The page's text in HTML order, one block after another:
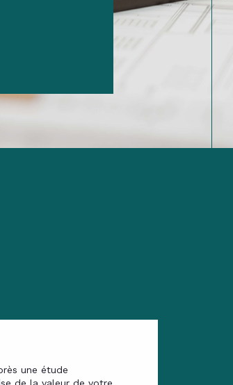
une étude
de la valeur de votre